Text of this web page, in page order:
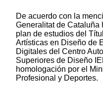
De acuerdo con la
Generalitat de Cataluña
plan de estudios del
Artísticas en Diseño de
Digitales del Centro
Superiores de Diseño
homologación por el
Profesional y Deportes.